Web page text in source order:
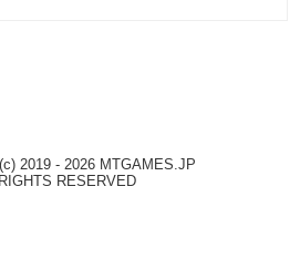
2019 - 2026 MTGAMES.JP
RESERVED